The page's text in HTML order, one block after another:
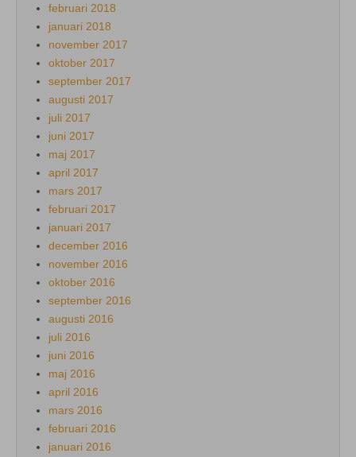
februari 2018
januari 2018
november 2017
oktober 2017
september 2017
augusti 2017
juli 2017
juni 2017
maj 2017
april 2017
mars 2017
februari 2017
januari 2017
december 2016
november 2016
oktober 2016
september 2016
augusti 2016
juli 2016
juni 2016
maj 2016
april 2016
mars 2016
februari 2016
januari 2016